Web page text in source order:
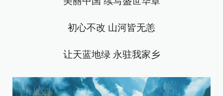
初心不改 山河皆无恙
让天蓝地绿 永驻我家乡